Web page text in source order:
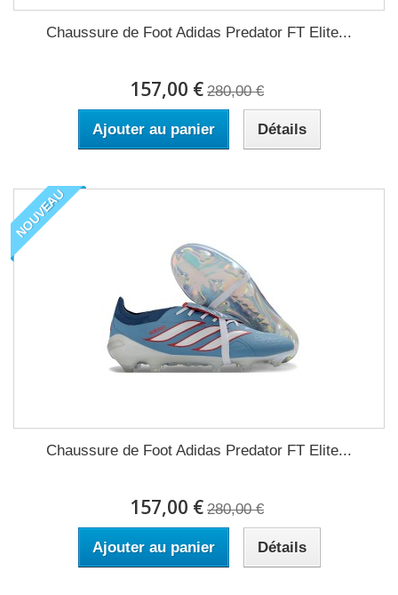
Chaussure de Foot Adidas Predator FT Elite...
157,00 € 280,00 €
Ajouter au panier Détails
NOUVEAU
Chaussure de Foot Adidas Predator FT Elite...
157,00 € 280,00 €
Ajouter au panier Détails